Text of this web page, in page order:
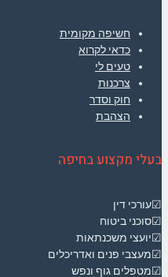
חשיפה מקומית
כדאי לקרוא
טעים לי
צרכנות
חוק וסדר
הצהבת
בעלי מקצוע בחיפה
☑עורכי דין
☑סוכני ביטוח
☑יועצי משכנתאות
☑מעצבי פנים ואדריכלים
☑מטפלים גוף ונפש